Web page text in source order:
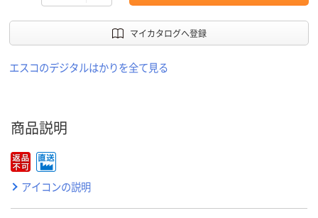
マイカタログへ登録
エスコのデジタルはかりを全て見る
商品説明
アイコンの説明